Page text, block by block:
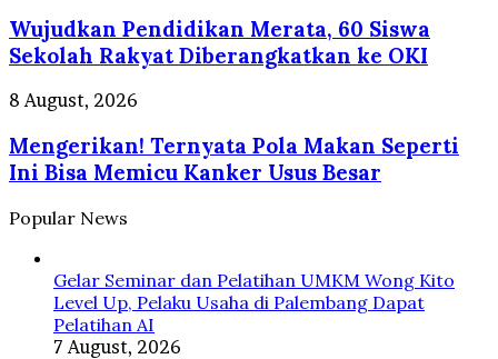
Jakarta
Cuma
Rp
Saat
RI
17
Merata,
60
Siswa
Sekolah
Rakyat
Diberangkatkan
ke
OKI
Wujudkan Pendidikan Merata, 60 Siswa
Sekolah Rakyat Diberangkatkan ke OKI
Mengerikan!
Pola
Makan
Seperti
Ini
Bisa
Memicu
Kanker
Besar
8 August, 2026
Mengerikan! Ternyata Pola Makan Seperti
Ini Bisa Memicu Kanker Usus Besar
Popular News
Gelar Seminar dan Pelatihan UMKM Wong Kito
Level Up, Pelaku Usaha di Palembang Dapat
Pelatihan AI
7 August, 2026